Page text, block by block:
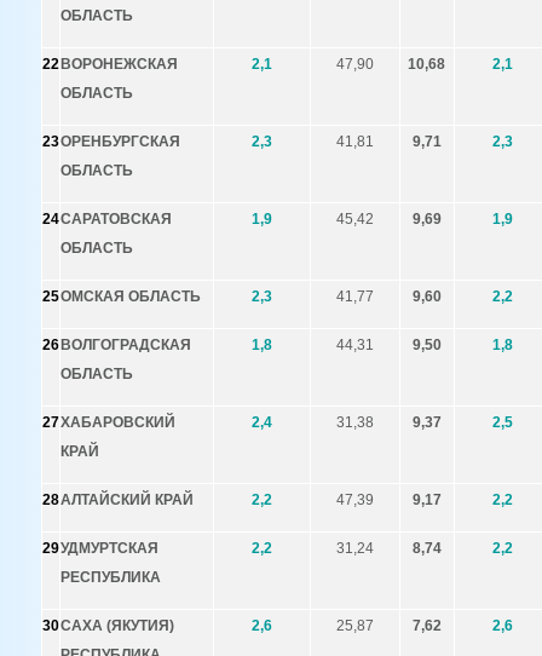
ОБЛАСТЬ
22 ВОРОНЕЖСКАЯ
ОБЛАСТЬ
2,1 47,90 10,68 2,1
23ОРЕНБУРГСКАЯ
ОБЛАСТЬ
2,3 41,81 9,71 2,3
24САРАТОВСКАЯ
ОБЛАСТЬ
1,9 45,42 9,69 1,9
25ОМСКАЯ ОБЛАСТЬ 2,3 41,77 9,60 2,2
26 ВОЛГОГРАДСКАЯ
ОБЛАСТЬ
1,8 44,31 9,50 1,8
27ХАБАРОВСКИЙ
КРАЙ
2,4 31,38 9,37 2,5
28АЛТАЙСКИЙ КРАЙ 2,2 47,39 9,17 2,2
29УДМУРТСКАЯ
РЕСПУБЛИКА
2,2 31,24 8,74 2,2
30САХА (ЯКУТИЯ)
2,6 25,87 7,62 2,6